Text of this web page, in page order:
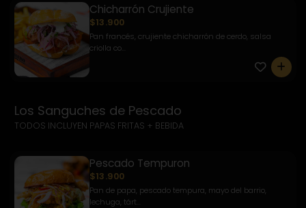
Chicharrón Crujiente
$13.900
Pan francés, crujiente chicharrón de cerdo, salsa
criolla co...
0
Los Sanguches de Pescado
TODOS INCLUYEN PAPAS FRITAS + BEBIDA
Pescado Tempuron
$13.900
Pan de papa, pescado tempura, mayo del barrio,
lechuga, tárt...